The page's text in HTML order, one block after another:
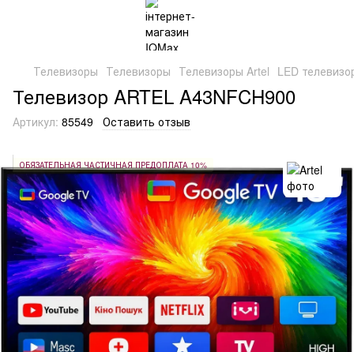
Телевизоры Телевизоры Телевизоры Artel LED
Телевизор ARTEL A43NFCH900
Артикул: 85549 Оставить отзыв
ОБЯЗАТЕЛЬНАЯ ЧАСТИЧНАЯ ПРЕДОПЛАТА 10%